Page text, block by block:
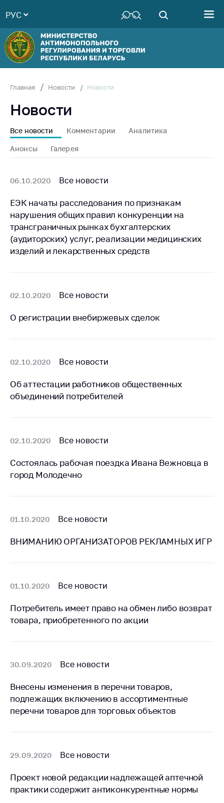
Руководство
Структура
Министерства
Территориальные
Законодательство
Антикоррупционная
деятельность
совет
Соискателям
Награждения
Белорусская
универсальная
товарная биржа
работа
Деятельность
регулирование и
конкуренция
Торговля и услуги
Регулирование и
потребителей
Регулирование
сотрудничество
Применение мер
нетарифного
регулирования
Выставочная
Республике
Беларусь
Защита
Новости
Обратиться в МАРТ
Личный прием
РУС
Главная Новости Новости
Новости
Все новости Комментарии Аналитика
Анонсы Галерея
06.10.2020 Все новости
ЕЭК начаты расследования по признакам
нарушения общих правил конкуренции на
трансграничных рынках бухгалтерских
(аудиторских) услуг, реализации медицинских
изделий и лекарственных средств
02.10.2020 Все новости
О регистрации внебиржевых сделок
02.10.2020 Все новости
Об аттестации работников общественных
объединений потребителей
02.10.2020 Все новости
Состоялась рабочая поездка Ивана Вежновца в
город Молодечно
01.10.2020 Все новости
ВНИМАНИЮ ОРГАНИЗАТОРОВ РЕКЛАМНЫХ ИГР
01.10.2020 Все новости
Потребитель имеет право на обмен либо возврат
товара, приобретенного по акции
30.09.2020 Все новости
Внесены изменения в перечни товаров,
подлежащих включению в ассортиментные
перечни товаров для торговых объектов
29.09.2020 Все новости
Проект новой редакции надлежащей аптечной
практики содержит антиконкурентные нормы